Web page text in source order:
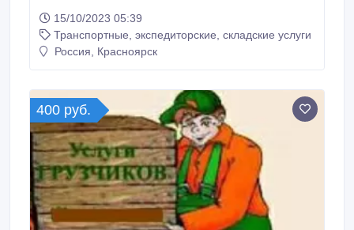
СТРОИТЕЛЬНОГО МУСОРА Предоставим любой
транспорт в Красноярске. Есть всё от Газели до
Камазов и Воровайки. Предлагаем предприятиям
15/10/2023 05:39
Транспортные, экспедиторские, складские услуги
Россия, Красноярск
400 руб.